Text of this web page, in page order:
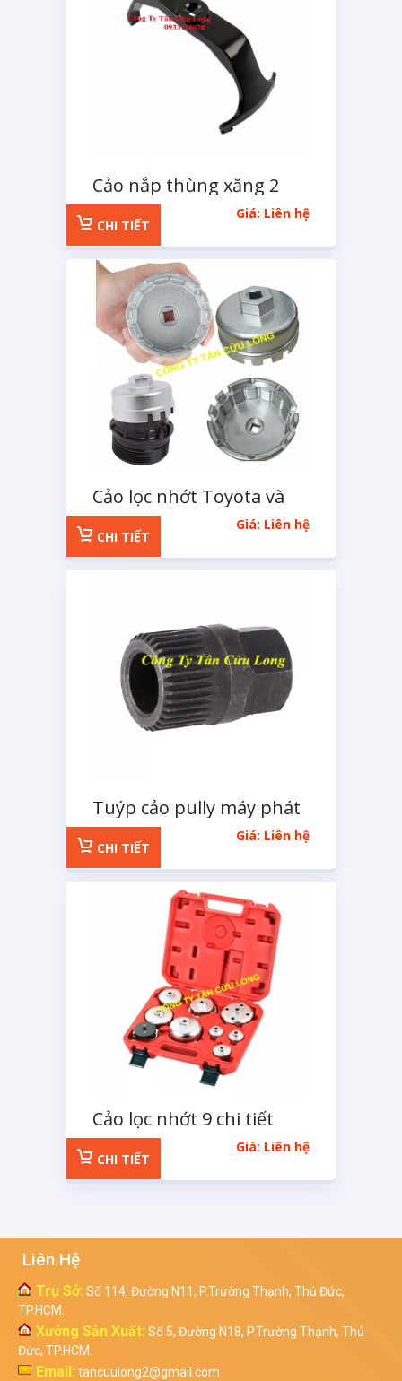
Cảo nắp thùng xăng 2
chân
Giá: Liên hệ
CHI TIẾT
Cảo lọc nhớt Toyota và
Lexus 6 cạnh
Giá: Liên hệ
CHI TIẾT
Tuýp cảo pully máy phát
điện 33 cạnh
Giá: Liên hệ
CHI TIẾT
Cảo lọc nhớt 9 chi tiết
Giá: Liên hệ
CHI TIẾT
Liên Hệ
Trụ Sở: Số 114, Đường N11, P.Trường Thạnh, Thủ Đức,
TP.HCM.
Xưởng Sản Xuất: Số 5, Đường N18, P.Trường Thạnh, Thủ
Đức, TP.HCM.
Email: tancuulong2@gmail.com